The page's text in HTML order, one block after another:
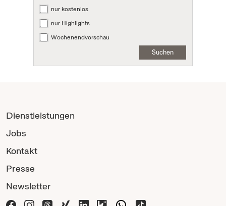
nur kostenlos
nur Highlights
Wochenendvorschau
Suchen
Dienstleistungen
Jobs
Kontakt
Presse
Newsletter